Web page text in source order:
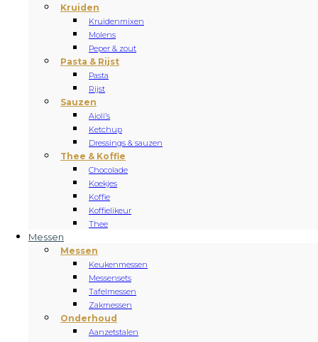
Kruiden
Kruidenmixen
Molens
Peper & zout
Pasta & Rijst
Pasta
Rijst
Sauzen
Aioli’s
Ketchup
Dressings & sauzen
Thee & Koffie
Chocolade
Koekjes
Koffie
Koffielikeur
Thee
Messen
Messen
Keukenmessen
Messensets
Tafelmessen
Zakmessen
Onderhoud
Aanzetstalen